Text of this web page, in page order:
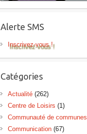
Alerte SMS
Inscrivez-vous !
Catégories
Actualité (262)
Centre de Loisirs (1)
Communauté de communes
Communication (67)